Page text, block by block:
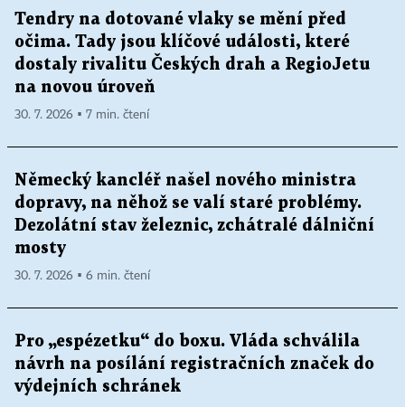
Tendry na dotované vlaky se mění před
očima. Tady jsou klíčové události, které
dostaly rivalitu Českých drah a RegioJetu
na novou úroveň
30. 7. 2026 ▪ 7 min. čtení
Německý kancléř našel nového ministra
dopravy, na něhož se valí staré problémy.
Dezolátní stav železnic, zchátralé dálniční
mosty
30. 7. 2026 ▪ 6 min. čtení
Pro „espézetku“ do boxu. Vláda schválila
návrh na posílání registračních značek do
výdejních schránek